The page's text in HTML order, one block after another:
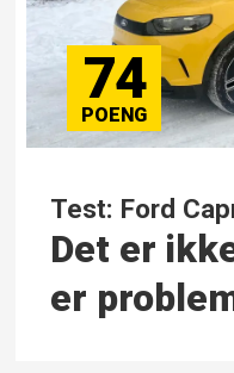
74
Test: Ford
Det er
er